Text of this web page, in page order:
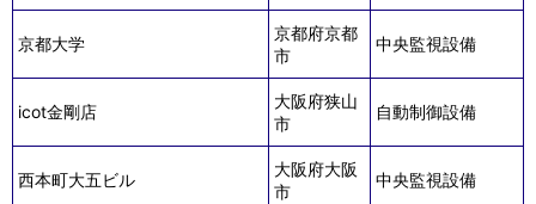
京都大学
京都府京都
市
中央監視設備
icot金剛店
大阪府狭山
市
自動制御設備
西本町大五ビル
大阪府大阪
市
中央監視設備